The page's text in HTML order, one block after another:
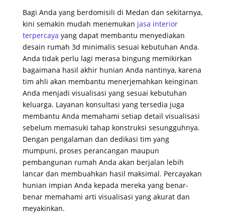
Bagi Anda yang berdomisili di Medan dan sekitarnya,
kini semakin mudah menemukan jasa interior
terpercaya yang dapat membantu menyediakan
desain rumah 3d minimalis sesuai kebutuhan Anda.
Anda tidak perlu lagi merasa bingung memikirkan
bagaimana hasil akhir hunian Anda nantinya, karena
tim ahli akan membantu menerjemahkan keinginan
Anda menjadi visualisasi yang sesuai kebutuhan
keluarga. Layanan konsultasi yang tersedia juga
membantu Anda memahami setiap detail visualisasi
sebelum memasuki tahap konstruksi sesungguhnya.
Dengan pengalaman dan dedikasi tim yang
mumpuni, proses perancangan maupun
pembangunan rumah Anda akan berjalan lebih
lancar dan membuahkan hasil maksimal. Percayakan
hunian impian Anda kepada mereka yang benar-
benar memahami arti visualisasi yang akurat dan
meyakinkan.